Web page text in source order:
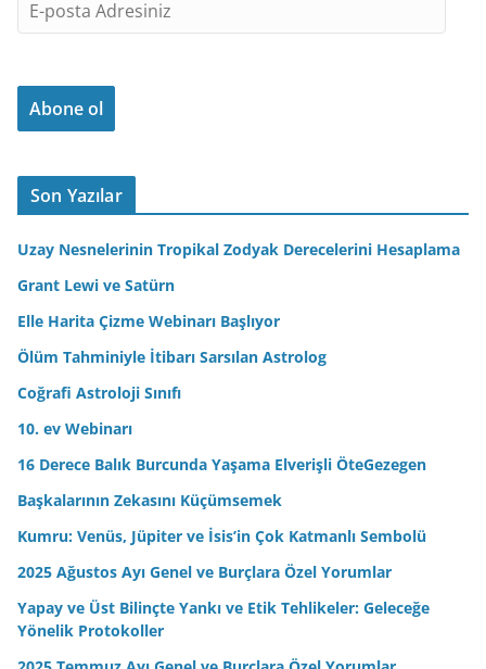
-
o
t
d
r
i
n
Abone ol
Son Yazılar
Uzay Nesnelerinin Tropikal Zodyak Derecelerini Hesaplama
Grant Lewi ve Satürn
Elle Harita Çizme Webinarı Başlıyor
Ölüm Tahminiyle İtibarı Sarsılan Astrolog
Coğrafi Astroloji Sınıfı
10. ev Webinarı
16 Derece Balık Burcunda Yaşama Elverişli ÖteGezegen
Başkalarının Zekasını Küçümsemek
Kumru: Venüs, Jüpiter ve İsis’in Çok Katmanlı Sembolü
2025 Ağustos Ayı Genel ve Burçlara Özel Yorumlar
Yapay ve Üst Bilinçte Yankı ve Etik Tehlikeler: Geleceğe
Yönelik Protokoller